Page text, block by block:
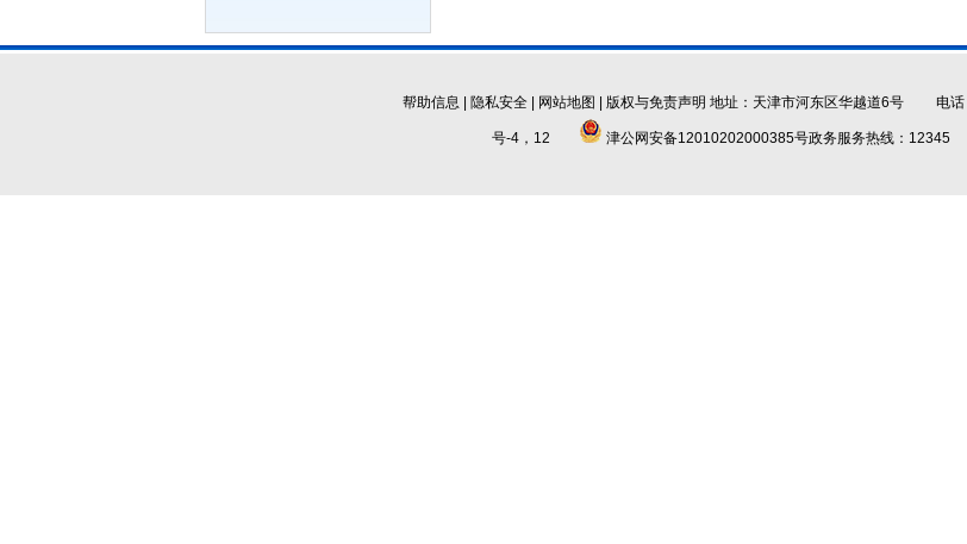
帮助信息 隐私安全| 网站地图 版权与免责声明 地址：天津市河东区华越道6号 电
号-4，12 津公网安备12010202000385号政务服务热线：12345